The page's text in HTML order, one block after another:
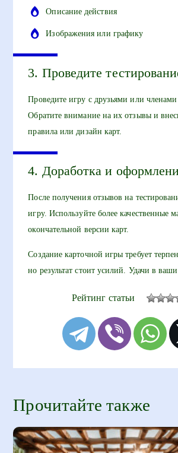
Описание действия
Изображения или графику
3. Проведите
Проведите игру с друзьями или членами
Обратите внимание на их отзывы и
правила или дизайн карт.
4. Доработка и
После получения отзывов на
игру. Используйте более качественные
окончательной версии карт.
Создание карточной игры требует
но результат стоит усилий. Удачи в
Рейтинг статьи
Прочитайте также